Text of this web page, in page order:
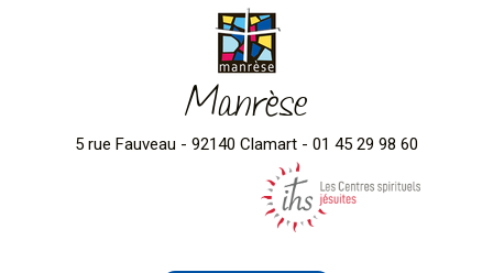
Manrèse
5 rue Fauveau - 92140 Clamart - 01 45 29 98 60